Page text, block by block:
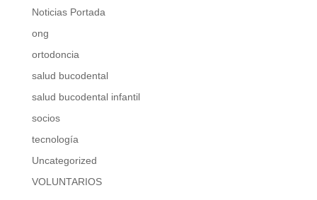
Noticias Portada
ong
ortodoncia
salud bucodental
salud bucodental infantil
socios
tecnología
Uncategorized
VOLUNTARIOS